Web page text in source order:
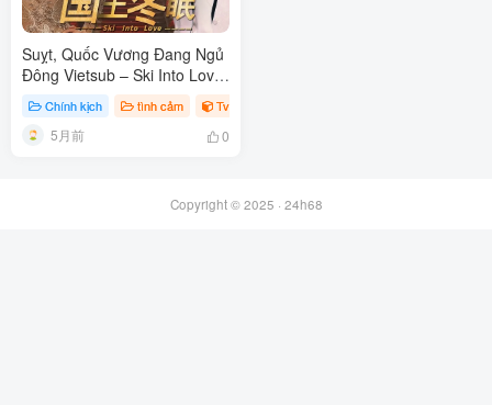
Suỵt, Quốc Vương Đang Ngủ
Đông Vietsub – Ski Into Love
2025Chính kịch tình cảm TvSeries
5月前 0
Copyright © 2025 · 24h68